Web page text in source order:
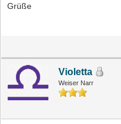
Grüße
Violetta
Weiser Narr